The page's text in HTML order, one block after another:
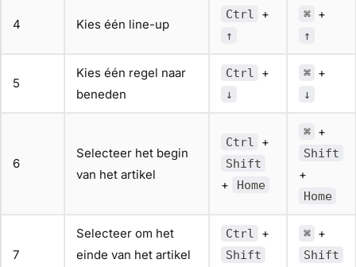
4 Kies één line-up
Ctrl +
↑
⌘ +
↑
5
Kies één regel naar
beneden
Ctrl +
↓
⌘ +
↓
6
Selecteer het begin
van het artikel
Ctrl +
Shift
+ Home
⌘ +
Shift
+
Home
7
Selecteer om het
einde van het artikel
Ctrl +
Shift
⌘ +
Shift